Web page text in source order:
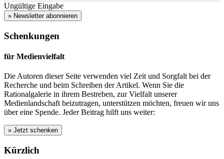
Ungültige Eingabe
» Newsletter abonnieren
Schenkungen
für Medienvielfalt
Die Autoren dieser Seite verwenden viel Zeit und Sorgfalt bei der
Recherche und beim Schreiben der Artikel. Wenn Sie die
Rationalgalerie in ihrem Bestreben, zur Vielfalt unserer
Medienlandschaft beizutragen, unterstützen möchten, freuen wir uns
über eine Spende. Jeder Beitrag hilft uns weiter:
Kürzlich